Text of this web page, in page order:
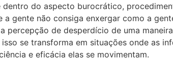
dentro do aspecto burocrático,
a gente não consiga enxergar como a
percepção de desperdício de uma
se transforma em situações onde as
e eficácia elas se movimentam.